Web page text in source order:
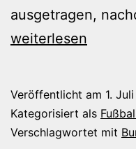
ausgetragen,
weiterlesen
Veröffentlicht am 1.
Kategorisiert als
Verschlagwortet mit